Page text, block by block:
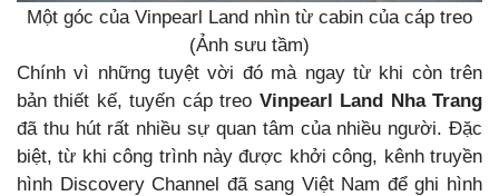
Một góc của Vinpearl Land nhìn từ cabin của cáp treo
(Ảnh sưu tầm)
Chính vì những tuyệt vời đó mà ngay từ khi còn trên
bản thiết kế, tuyến cáp treo Vinpearl Land Nha Trang
đã thu hút rất nhiều sự quan tâm của nhiều người. Đặc
biệt, từ khi công trình này được khởi công, kênh truyền
hình Discovery Channel đã sang Việt Nam để ghi hình